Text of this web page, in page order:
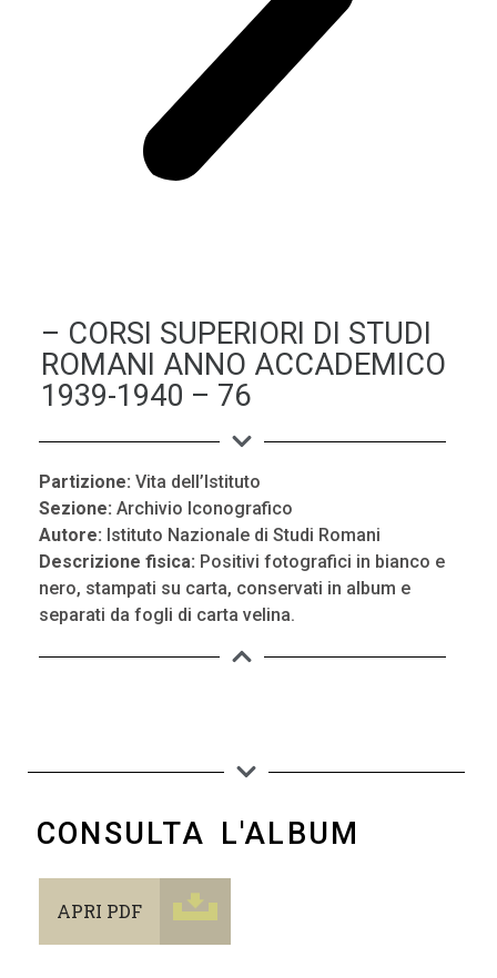
– CORSI SUPERIORI DI STUDI
ROMANI ANNO ACCADEMICO
1939-1940 – 76
Partizione: Vita dell’Istituto
Sezione: Archivio Iconografico
Autore: Istituto Nazionale di Studi Romani
Descrizione fisica: Positivi fotografici in bianco e
nero, stampati su carta, conservati in album e
separati da fogli di carta velina.
CONSULTA L'ALBUM
APRI PDF